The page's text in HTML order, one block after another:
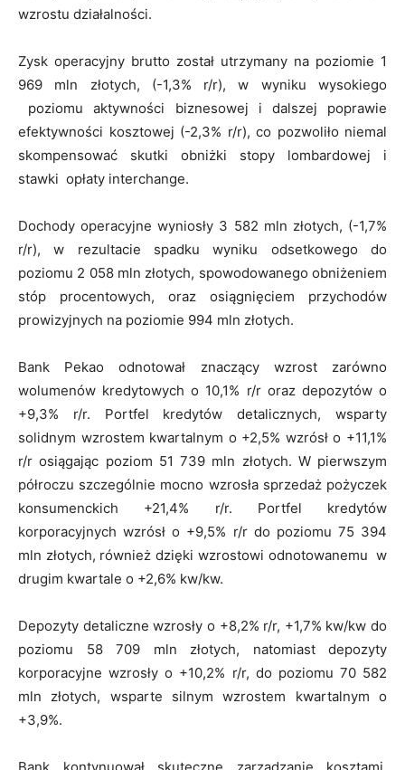
wzrostu działalności.
Zysk operacyjny brutto został utrzymany na poziomie 1
969 mln złotych, (-1,3% r/r), w wyniku wysokiego
poziomu aktywności biznesowej i dalszej poprawie
efektywności kosztowej (-2,3% r/r), co pozwoliło niemal
skompensować skutki obniżki stopy lombardowej i
stawki opłaty interchange.
Dochody operacyjne wyniosły 3 582 mln złotych, (-1,7%
r/r), w rezultacie spadku wyniku odsetkowego do
poziomu 2 058 mln złotych, spowodowanego obniżeniem
stóp procentowych, oraz osiągnięciem przychodów
prowizyjnych na poziomie 994 mln złotych.
Bank Pekao odnotował znaczący wzrost zarówno
wolumenów kredytowych o 10,1% r/r oraz depozytów o
+9,3% r/r. Portfel kredytów detalicznych, wsparty
solidnym wzrostem kwartalnym o +2,5% wzrósł o +11,1%
r/r osiągając poziom 51 739 mln złotych. W pierwszym
półroczu szczególnie mocno wzrosła sprzedaż pożyczek
konsumenckich +21,4% r/r. Portfel kredytów
korporacyjnych wzrósł o +9,5% r/r do poziomu 75 394
mln złotych, również dzięki wzrostowi odnotowanemu w
drugim kwartale o +2,6% kw/kw.
Depozyty detaliczne wzrosły o +8,2% r/r, +1,7% kw/kw do
poziomu 58 709 mln złotych, natomiast depozyty
korporacyjne wzrosły o +10,2% r/r, do poziomu 70 582
mln złotych, wsparte silnym wzrostem kwartalnym o
+3,9%.